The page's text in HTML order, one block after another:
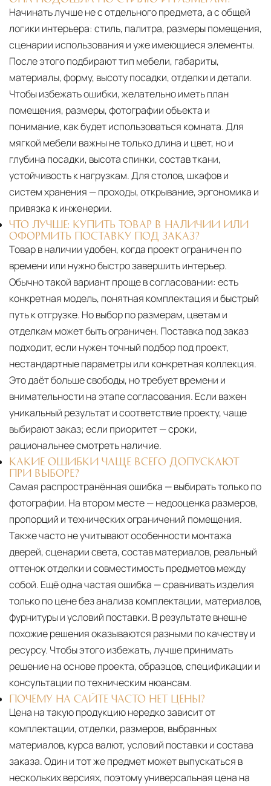
Начинать лучше не с отдельного предмета, а с общей
логики интерьера: стиль, палитра, размеры помещения,
сценарии использования и уже имеющиеся элементы.
После этого подбирают тип мебели, габариты,
материалы, форму, высоту посадки, отделки и детали.
Чтобы избежать ошибки, желательно иметь план
помещения, размеры, фотографии объекта и
понимание, как будет использоваться комната. Для
мягкой мебели важны не только длина и цвет, но и
глубина посадки, высота спинки, состав ткани,
устойчивость к нагрузкам. Для столов, шкафов и
систем хранения — проходы, открывание, эргономика и
привязка к инженерии.
ЧТО ЛУЧШЕ: КУПИТЬ ТОВАР В НАЛИЧИИ ИЛИ
ОФОРМИТЬ ПОСТАВКУ ПОД ЗАКАЗ?
Товар в наличии удобен, когда проект ограничен по
времени или нужно быстро завершить интерьер.
Обычно такой вариант проще в согласовании: есть
конкретная модель, понятная комплектация и быстрый
путь к отгрузке. Но выбор по размерам, цветам и
отделкам может быть ограничен. Поставка под заказ
подходит, если нужен точный подбор под проект,
нестандартные параметры или конкретная коллекция.
Это даёт больше свободы, но требует времени и
внимательности на этапе согласования. Если важен
уникальный результат и соответствие проекту, чаще
выбирают заказ; если приоритет — сроки,
рациональнее смотреть наличие.
КАКИЕ ОШИБКИ ЧАЩЕ ВСЕГО ДОПУСКАЮТ
ПРИ ВЫБОРЕ?
Самая распространённая ошибка — выбирать только по
фотографии. На втором месте — недооценка размеров,
пропорций и технических ограничений помещения.
Также часто не учитывают особенности монтажа
дверей, сценарии света, состав материалов, реальный
оттенок отделки и совместимость предметов между
собой. Ещё одна частая ошибка — сравнивать изделия
только по цене без анализа комплектации, материалов,
фурнитуры и условий поставки. В результате внешне
похожие решения оказываются разными по качеству и
ресурсу. Чтобы этого избежать, лучше принимать
решение на основе проекта, образцов, спецификации и
консультации по техническим нюансам.
ПОЧЕМУ НА САЙТЕ ЧАСТО НЕТ ЦЕНЫ?
Цена на такую продукцию нередко зависит от
комплектации, отделки, размеров, выбранных
материалов, курса валют, условий поставки и состава
заказа. Один и тот же предмет может выпускаться в
нескольких версиях, поэтому универсальная цена на